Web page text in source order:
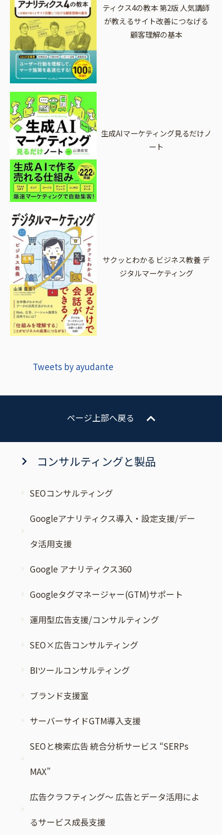
ティクス4の教本 第2版 人気講師
が教えるサイト改善につなげる
顧客理解の基本
生成AIマーケティング見るだけノ
ート
サクッとわかる ビジネス教養 デ
ジタルマーケティング
Tweets by ayudante
ページ上部へ戻る
コンサルティングと製品
SEOコンサルティング
Googleアナリティクス導入・設定支援/デー
タ活用支援
Google アナリティクス360
Googleタグマネージャー(GTM)サポート
運用型広告支援/コンサルティング
SEO×広告コンサルティング
BIツールコンサルティング
ブランド支援室
サーバーサイドGTM導入支援
SEOと検索広告 統合分析サービス “SERPs
MAX”
広告クラフティング～ 広告とデータ活用によ
るサービス成長支援